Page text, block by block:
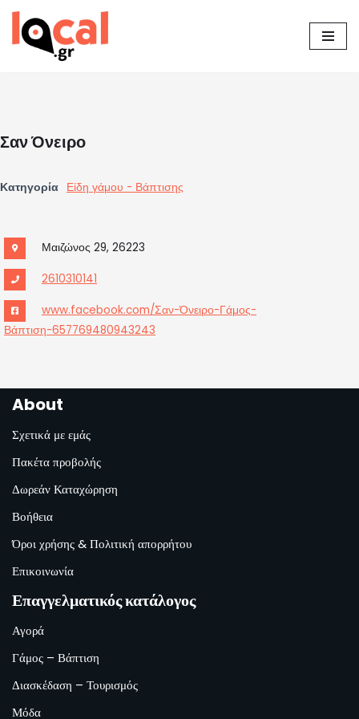
Μεταπηδήστε
Σαν Όνειρο
Κατηγορία Είδη γάμου - Βάπτισης
Μαιζώνος 29, 26223
2610310141
www.facebook.com/Σαν-Όνειρο-Γάμος-
Βάπτιση-657769480943243
About
Σχετικά με εμάς
Πακέτα προβολής
Δωρεάν Καταχώρηση
Βοήθεια
Όροι χρήσης & Πολιτική απορρήτου
Επικοινωνία
Επαγγελματικός κατάλογος
Αγορά
Γάμος – Βάπτιση
Διασκέδαση – Τουρισμός
Μόδα